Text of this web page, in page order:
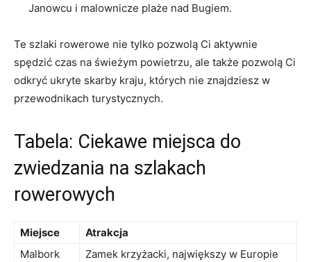
Janowcu i malownicze plaże nad Bugiem.
Te ⁤szlaki rowerowe nie tylko pozwolą⁤ Ci aktywnie
spędzić czas na świeżym ⁣powietrzu, ale także pozwolą ⁣Ci
odkryć ukryte skarby kraju, których nie znajdziesz w
przewodnikach turystycznych.
Tabela: Ciekawe miejsca ‍do
zwiedzania na szlakach
rowerowych
Miejsce
Atrakcja
Malbork
Zamek krzyżacki,‍ największy w⁣ Europie